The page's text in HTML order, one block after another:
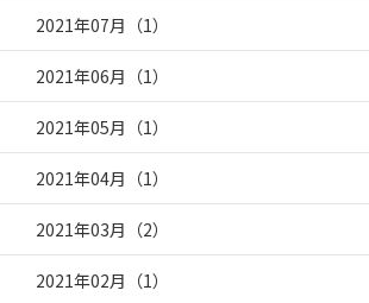
2021年07月 （1）
2021年06月 （1）
2021年05月 （1）
2021年04月 （1）
2021年03月 （2）
2021年02月 （1）